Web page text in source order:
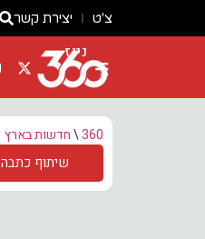
צ'ט יצירת קשר
ניוז
360
\חדשות בארץ
שיתוף כתבה